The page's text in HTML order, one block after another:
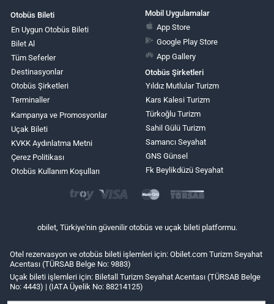
Otobüs Bileti
En Uygun Otobüs Bileti
Bilet Al
Tüm Seferler
Destinasyonlar
Otobüs Şirketleri
Terminaller
Kampanya ve Promosyonlar
Uçak Bileti
KVKK Aydınlatma Metni
Çerez Politikası
Otobüs Kullanım Koşulları
Mobil Uygulamalar
App Store
Google Play Store
App Gallery
Otobüs Şirketleri
Yıldız Mutlular Turizm
Kars Kalesi Turizm
Türkoğlu Turizm
Sahil Gülü Turizm
Samancı Seyahat
GNS Günsel
Fk Beylikdüzü Seyahat
obilet, Türkiye'nin güvenilir otobüs ve uçak bileti platformu.
Otel rezervasyon ve otobüs bileti işlemleri için: Obilet.com Turizm Seyahat
Acentası (TÜRSAB Belge No: 9883)
Uçak bileti işlemleri için: Biletall Turizm Seyahat Acentası (TÜRSAB Belge
No: 4443) | (IATA Üyelik No: 88214125)